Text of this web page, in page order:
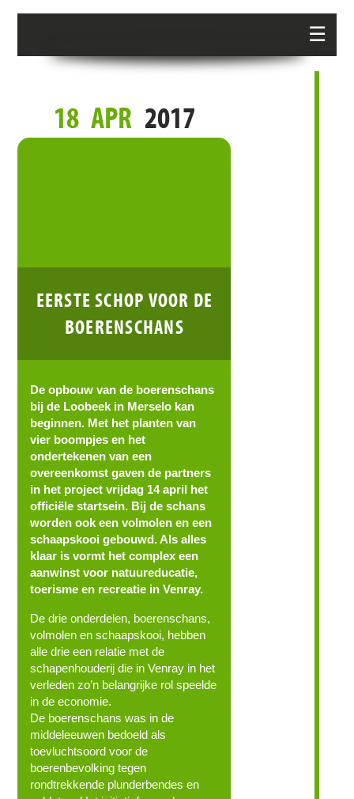
☰
18 APR 2017
EERSTE SCHOP VOOR DE
BOERENSCHANS
De opbouw van de boerenschans
bij de Loobeek in Merselo kan
beginnen. Met het planten van
vier boompjes en het
ondertekenen van een
overeenkomst gaven de partners
in het project vrijdag 14 april het
officiële startsein. Bij de schans
worden ook een volmolen en een
schaapskooi gebouwd. Als alles
klaar is vormt het complex een
aanwinst voor natuureducatie,
toerisme en recreatie in Venray.
De drie onderdelen, boerenschans,
volmolen en schaapskooi, hebben
alle drie een relatie met de
schapenhouderij die in Venray in het
verleden zo’n belangrijke rol speelde
in de economie.
De boerenschans was in de
middeleeuwen bedoeld als
toevluchtsoord voor de
boerenbevolking tegen
rondtrekkende plunderbendes en